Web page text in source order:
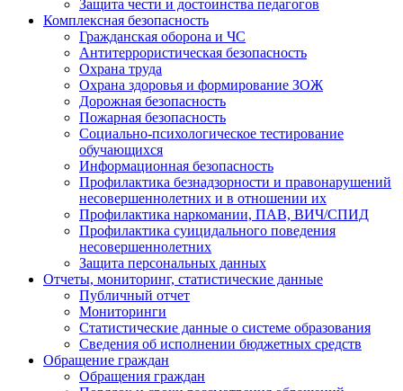
Защита чести и достоинства педагогов
Комплексная безопасность
Гражданская оборона и ЧС
Антитеррористическая безопасность
Охрана труда
Охрана здоровья и формирование ЗОЖ
Дорожная безопасность
Пожарная безопасность
Социально-психологическое тестирование
обучающихся
Информационная безопасность
Профилактика безнадзорности и правонарушений
несовершеннолетних и в отношении их
Профилактика наркомании, ПАВ, ВИЧ/СПИД
Профилактика суицидального поведения
несовершеннолетних
Защита персональных данных
Отчеты, мониторинг, статистические данные
Публичный отчет
Мониторинги
Статистические данные о системе образования
Сведения об исполнении бюджетных средств
Обращение граждан
Обращения граждан